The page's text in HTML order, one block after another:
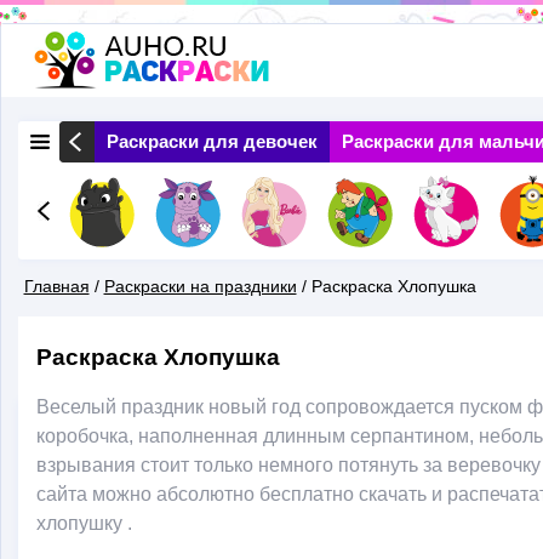
Перейти
к
основному
содержанию
Природа Раскраски для девочек Раскраски для
Здесь
Главная / Раскраски на праздники / Раскраска Хлопушка
Раскраска Хлопушка
Веселый праздник новый год сопровождается пуском
коробочка, наполненная длинным серпантином,
взрывания стоит только немного потянуть за
сайта можно абсолютно бесплатно скачать и
хлопушку .